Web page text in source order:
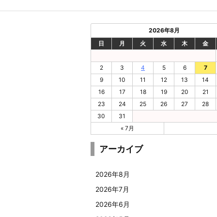
2026年8月
日
月 火 水 木 金
2
3 4 5 6 7
9
10 11 12 13 14
16
17 18 19 20 21
23
24 25 26 27 28
30
31
« 7月
アーカイブ
2026年8月
2026年7月
2026年6月